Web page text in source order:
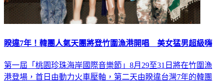
睽違7年！韓團人氣天團將登竹圍漁港開唱 美女猛男超級嗨
第一屆「桃園珍珠海岸國際音樂節」8月29至31日將在竹圍漁
港登場，首日由動力火車壓軸，第二天由睽違台灣7年的韓團